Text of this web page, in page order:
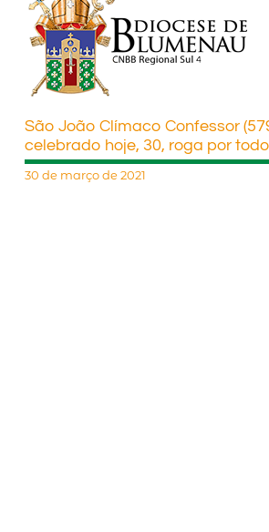
São João Clímaco Confessor
celebrado hoje, 30, roga por
30 de março de 2021